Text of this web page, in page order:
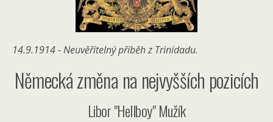
14.9.1914 - Neuvěřitelný příběh z Trinidadu.
Německá změna na nejvyšších pozicích
Libor "Hellboy" Mužík